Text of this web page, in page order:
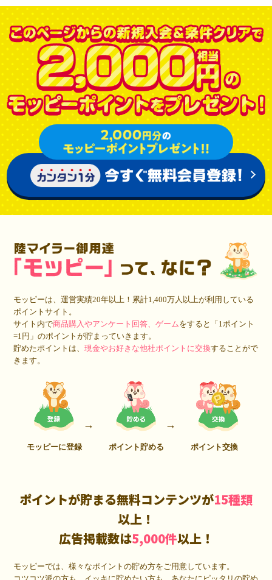
モッピーは、運営実績20年以上！累計1,400万人以上が利用している
ポイントサイト。
サイト内で商品購入やアンケート回答、ゲームをすると「1ポイント
=1円」のポイントが貯まっていきます。
貯めたポイントは、現金やお好きな他社ポイントに交換することがで
きます。
モッピーに登録 ポイント貯める ポイント交換
ポイントが貯まる無料コンテンツが15種類
以上！
広告掲載数は5,000件以上！
モッピーでは、様々なポイントの貯め方をご用意しています。